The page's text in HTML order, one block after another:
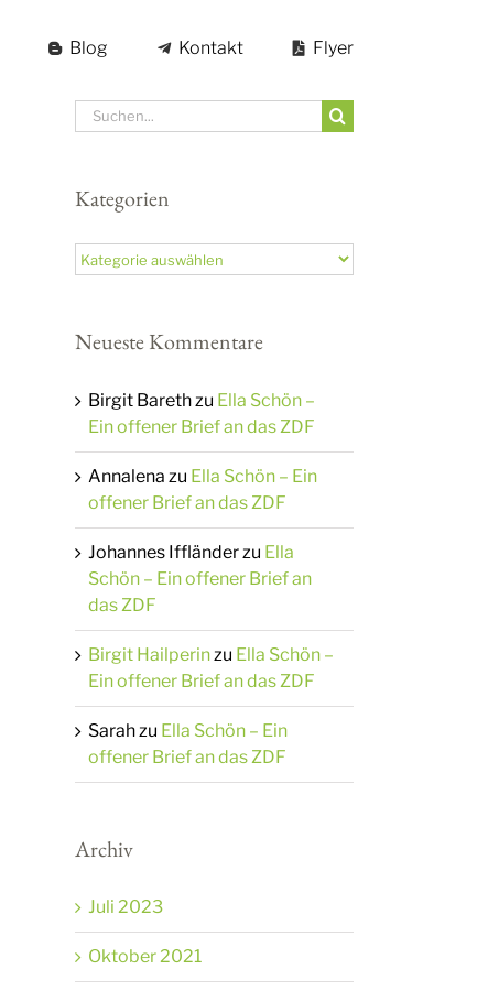
Blog Kontakt Flyer
Suche
nach:
Kategorien
Kategorien
Neueste Kommentare
Birgit Barethzu Ella Schön –
Ein offener Brief an das ZDF
Annalena zu Ella Schön – Ein
offener Brief an das ZDF
Johannes Iffländerzu Ella
Schön – Ein offener Brief an
das ZDF
Birgit Hailperinzu Ella Schön –
Ein offener Brief an das ZDF
Sarahzu Ella Schön – Ein
offener Brief an das ZDF
Archiv
Juli 2023
Oktober 2021